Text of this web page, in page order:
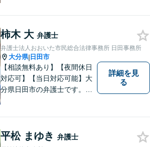
柿木 大 弁護士
弁護士法人おおいた市民総合法律事務所 日田事務所
大分県| 日田市
【相談無料あり】【夜間休日
対応可】【当日対応可能】大
分県日田市の弁護士です。離
詳細を見
る
平松 まゆき 弁護士